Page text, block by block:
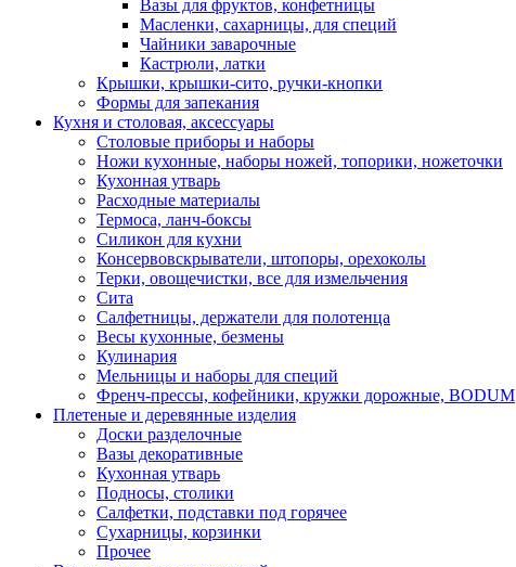
Вазы для фруктов, конфетницы
Масленки, сахарницы, для специй
Чайники заварочные
Кастрюли, латки
Крышки, крышки-сито, ручки-кнопки
Формы для запекания
Кухня и столовая, аксессуары
Столовые приборы и наборы
Ножи кухонные, наборы ножей, топорики, ножеточки
Кухонная утварь
Расходные материалы
Термоса, ланч-боксы
Силикон для кухни
Консервовскрыватели, штопоры, орехоколы
Терки, овощечистки, все для измельчения
Сита
Салфетницы, держатели для полотенца
Весы кухонные, безмены
Кулинария
Мельницы и наборы для специй
Френч-прессы, кофейники, кружки дорожные, BODUM
Плетеные и деревянные изделия
Доски разделочные
Вазы декоративные
Кухонная утварь
Подносы, столики
Салфетки, подставки под горячее
Сухарницы, корзинки
Прочее